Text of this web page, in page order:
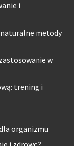
i
naturalne metody
w
trening i
organizmu
i zdrowo?